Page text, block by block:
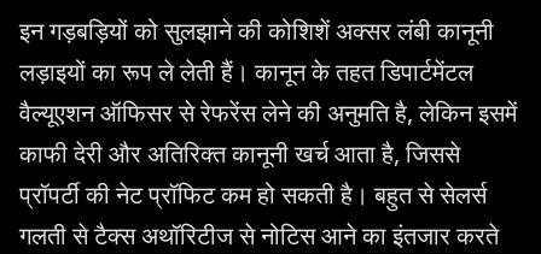
इन गड़बड़ियों को सुलझाने की कोशिशें अक्सर लंबी कानूनी
लड़ाइयों का रूप ले लेती हैं। कानून के तहत डिपार्टमेंटल
वैल्यूएशन ऑफिसर से रेफरेंस लेने की अनुमति है, लेकिन इसमें
काफी देरी और अतिरिक्त कानूनी खर्च आता है, जिससे
प्रॉपर्टी की नेट प्रॉफिट कम हो सकती है। बहुत से सेलर्स
गलती से टैक्स अथॉरिटीज से नोटिस आने का इंतजार करते